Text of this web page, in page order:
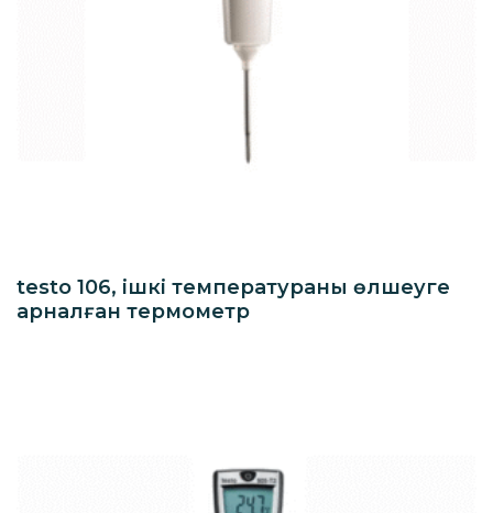
testo 106, ішкі температураны өлшеуге
арналған термометр